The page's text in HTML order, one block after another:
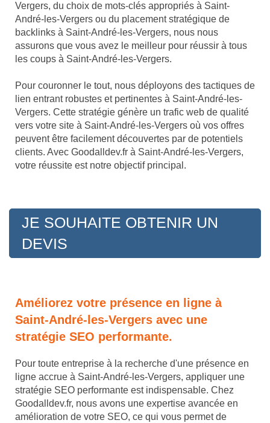
Vergers, du choix de mots-clés appropriés à Saint-
André-les-Vergers ou du placement stratégique de
backlinks à Saint-André-les-Vergers, nous nous
assurons que vous avez le meilleur pour réussir à tous
les coups à Saint-André-les-Vergers.
Pour couronner le tout, nous déployons des tactiques de
lien entrant robustes et pertinentes à Saint-André-les-
Vergers. Cette stratégie génère un trafic web de qualité
vers votre site à Saint-André-les-Vergers où vos offres
peuvent être facilement découvertes par de potentiels
clients. Avec Goodalldev.fr à Saint-André-les-Vergers,
votre réussite est notre objectif principal.
JE SOUHAITE OBTENIR UN
DEVIS
Améliorez votre présence en ligne à
Saint-André-les-Vergers avec une
stratégie SEO performante.
Pour toute entreprise à la recherche d'une présence en
ligne accrue à Saint-André-les-Vergers, appliquer une
stratégie SEO performante est indispensable. Chez
Goodalldev.fr, nous avons une expertise avancée en
amélioration de votre SEO, ce qui vous permet de